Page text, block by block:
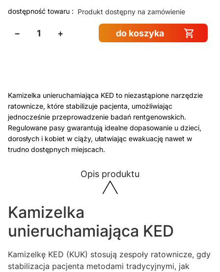
Kamizelka unieruchamiająca KED to niezastąpione narzędzie
ratownicze, które stabilizuje pacjenta, umożliwiając
jednocześnie przeprowadzenie badań rentgenowskich.
Regulowane pasy gwarantują idealne dopasowanie u dzieci,
dorosłych i kobiet w ciąży, ułatwiając ewakuację nawet w
trudno dostępnych miejscach.
Opis produktu
Kamizelka
unieruchamiająca KED
Kamizelkę KED (KUK) stosują zespoły ratownicze, gdy
stabilizacja pacjenta metodami tradycyjnymi, jak
dostępność towaru : Produkt dostępny na zamówienie
− + do koszyka